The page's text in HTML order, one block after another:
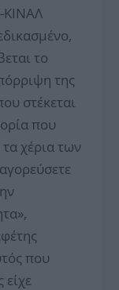
ΚΙΝΑΛ
το
της
στέκεται
που
χέρια των
που